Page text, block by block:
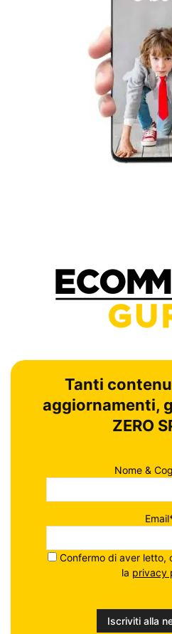
Tanti
aggiornamenti,
ZERO
Nome &
Confermo di aver letto,
la privacy